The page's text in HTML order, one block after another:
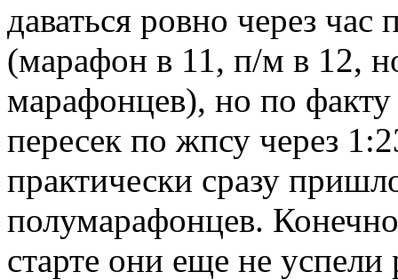
даваться ровно через час
(марафон в 11, п/м в 12,
марафонцев), но по
пересек по жпсу через
практически сразу
полумарафонцев.
старте они еще не успели